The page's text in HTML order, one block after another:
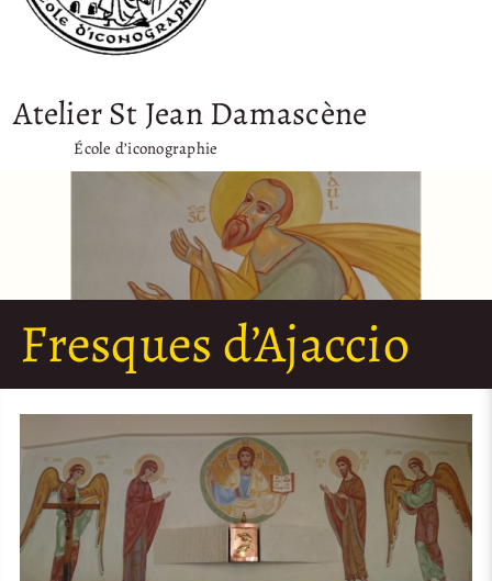
Atelier St Jean Damascène
École d’iconographie
Fresques d’Ajaccio